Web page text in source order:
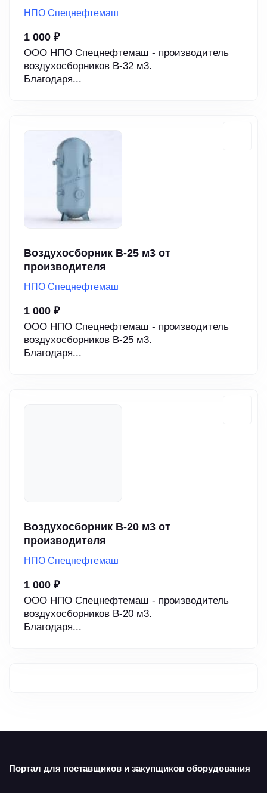
НПО Спецнефтемаш
1 000 ₽
ООО НПО Спецнефтемаш - производитель
воздухосборников В-32 м3.
Благодаря...
Воздухосборник В-25 м3 от
производителя
НПО Спецнефтемаш
1 000 ₽
ООО НПО Спецнефтемаш - производитель
воздухосборников В-25 м3.
Благодаря...
Воздухосборник В-20 м3 от
производителя
НПО Спецнефтемаш
1 000 ₽
ООО НПО Спецнефтемаш - производитель
воздухосборников В-20 м3.
Благодаря...
Портал для поставщиков и закупщиков оборудования